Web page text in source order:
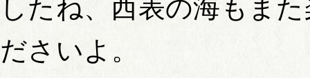
したね、西表の海もま
ださいよ。